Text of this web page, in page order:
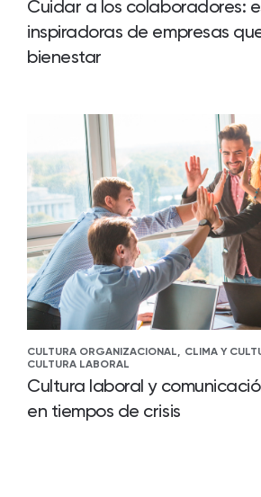
Cuidar a los colaboradores:
inspiradoras de empresas
bienestar
CULTURA ORGANIZACIONAL, CLIMA Y
CULTURA LABORAL
Cultura laboral y
en tiempos de crisis